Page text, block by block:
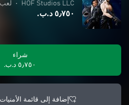
HOF Studios LLC
• لعب
٥٫٧٥٠ د.ب.‏
شراء
٥٫٧٥٠ د.ب.‏
إضافة إلى قائمة الأمنيات